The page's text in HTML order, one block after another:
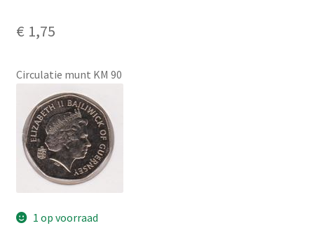
€ 1,75
Circulatie munt KM 90
1 op voorraad